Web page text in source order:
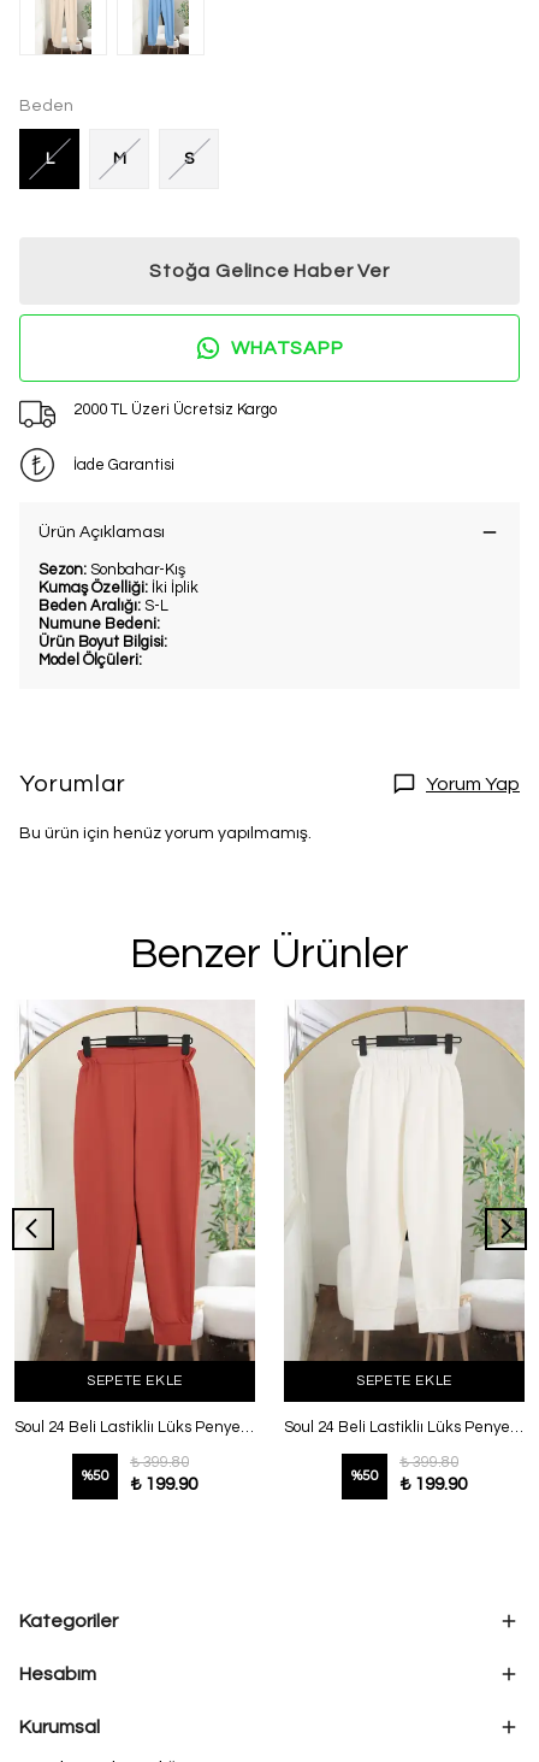
Beden
L M S
Stoğa Gelince Haber Ver
WHATSAPP
2000 TL Üzeri Ücretsiz Kargo
İade Garantisi
Ürün Açıklaması
Sezon: Sonbahar-Kış
Kumaş Özelliği: İki İplik
Beden Aralığı: S-L
Numune Bedeni:
Ürün Boyut Bilgisi:
Model Ölçüleri:
Yorumlar Yorum Yap
Bu ürün için henüz yorum yapılmamış.
Benzer Ürünler
SEPETE EKLE
Soul 24 Beli Lastikliı Lüks Penye İki İplik Pantolon Kiremit
%50
₺ 399.80
₺ 199.90
SEPETE EKLE
Soul 24 Beli Lastikliı Lüks Penye İki İplik Pantolon Ekru
%50
₺ 399.80
₺ 199.90
Kategoriler
Hesabım
Kurumsal